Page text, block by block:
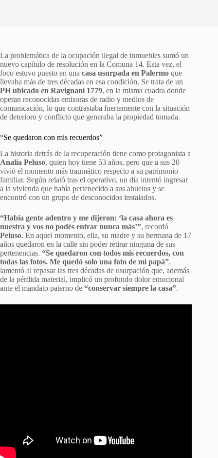
La problemática de la ocupación ilegal de inmuebles sumó un
nuevo capítulo de resolución en la Comuna 14. Esta vez, el
foco estuvo puesto en una casa usurpada en Palermo que
llevaba más de tres décadas en esa condición. Se trata de un
PH ubicado en Ravignani 1779, en la misma cuadra donde
operan reconocidas emisoras de radio y medios de
comunicación, lo que contrastaba fuertemente con la situación
de deterioro y conflicto que generaba la propiedad tomada.
“Se quedaron con mis recuerdos”
La historia detrás de la recuperación tiene como protagonista a
Analía Peluso, quien hoy tiene 53 años, pero que a sus 20
vivió el momento más traumático respecto a su patrimonio
familiar. Según relató tras el operativo, un día intentó ingresar
a la vivienda que había pertenecido a sus abuelos y se
encontró con un grupo de desconocidos instalados.
“Había gente adentro y me dijeron: ‘la casa ahora es
nuestra y vos no podés entrar nunca más’”, recordó
Peluso. En aquel momento, ella, su madre y su hermana de 17
años quedaron en la calle sin poder retirar ninguna de sus
pertenencias. “Se quedaron con todos mis recuerdos, con
todas las fotos. Me quedó solo una foto de mi papá”,
lamentó al repasar las tres décadas de usurpación que, además
de la pérdida material, implicó un profundo dolor emocional
ante el mandato paterno de “conservar siempre la casa”.